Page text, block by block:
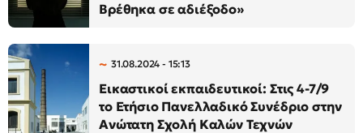
Βρέθηκα σε αδιέξοδο»
31.08.2024 - 15:13
Εικαστικοί εκπαιδευτικοί: Στις 4-7/9
το Ετήσιο Πανελλαδικό Συνέδριο στην
Ανώτατη Σχολή Καλών Τεχνών